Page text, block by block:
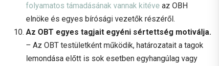
folyamatos támadásának vannak kitéve az OBH
elnöke és egyes bírósági vezetők részéről.
Az OBT egyes tagjait egyéni sértettség motiválja.
– Az OBT testületként működik, határozatait a tagok
lemondása előtt is sok esetben egyhangúlag vagy